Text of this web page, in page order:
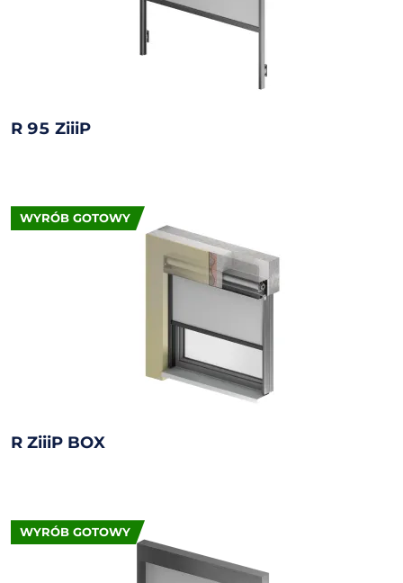
R 95 ZiiiP
WYRÓB GOTOWY
R ZiiiP BOX
WYRÓB GOTOWY